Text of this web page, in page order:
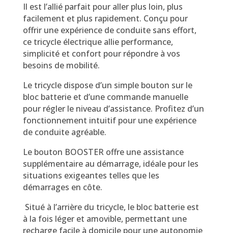
Il est l’allié parfait pour aller plus loin, plus
facilement et plus rapidement. Conçu pour
offrir une expérience de conduite sans effort,
ce tricycle électrique allie performance,
simplicité et confort pour répondre à vos
besoins de mobilité.
Le tricycle dispose d’un simple bouton sur le
bloc batterie et d’une commande manuelle
pour régler le niveau d’assistance. Profitez d’un
fonctionnement intuitif pour une expérience
de conduite agréable.
Le bouton BOOSTER offre une assistance
supplémentaire au démarrage, idéale pour les
situations exigeantes telles que les
démarrages en côte.
Situé à l’arrière du tricycle, le bloc batterie est
à la fois léger et amovible, permettant une
recharge facile à domicile pour une autonomie